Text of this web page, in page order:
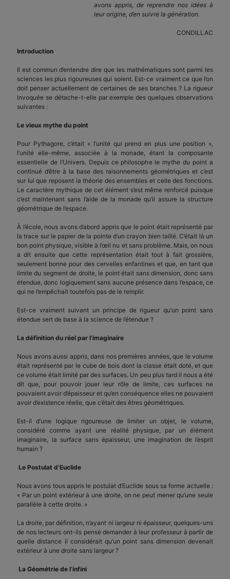
avons appris, de reprendre nos idées à
leur origine, d’en suivre la génération.
CONDILLAC
Introduction
Il est commun d’entendre dire que les mathématiques sont parmi les
sciences les plus rigoureuses qui soient. Est-ce vraiment ce que l’on
doit penser actuellement de certaines de ses branches ? La rigueur
invoquée se détache-t-elle par exemple des quelques observations
suivantes :
Le vieux mythe du point
Pour Pythagore, c’était « l’unité qui prend en plus une position »,
l’unité elle-même, associée à la monade, étant la composante
essentielle de l’Univers. Depuis ce philosophe le mythe du point a
continué d’être à la base des raisonnements géométriques et c’est
sur lui que reposent la théorie des ensembles et celle des fonctions.
Le caractère mythique de cet élément s’est même renforcé puisque
c’est maintenant sans l’aide de la monade qu’il assure la structure
géométrique de l’espace.
À l’école, nous avons d’abord appris que le point était représenté par
la trace sur le papier de la pointe d’un crayon bien taillé. C’était là un
bon point physique, visible à l’œil nu et sans problème. Mais, on nous
a dit ensuite que cette représentation était tout à fait grossière,
seulement bonne pour des cervelles enfantines et que, en tant que
limite du segment de droite, le point était sans dimension, donc sans
étendue, donc logiquement sans aucune présence dans l’espace, ce
qui ne l’empêchait toutefois pas de le remplir.
Est-ce vraiment suivant un principe de rigueur qu’un point sans
étendue sert de base à la science de l’étendue ?
La définition du réel par l’imaginaire
Nous avons aussi appris, dans nos premières années, que le volume
était représenté par le cube de bois dont la classe était doté, et que
ce volume était limité par des surfaces. Un peu plus tard il nous a été
dit que, pour pouvoir jouer leur rôle de limite, ces surfaces ne
pouvaient avoir d’épaisseur et qu’en conséquence elles ne pouvaient
avoir d’existence réelle, que c’était des êtres géométriques.
Est-il d’une logique rigoureuse de limiter un objet, le volume,
considéré comme ayant une réalité physique, par un élément
imaginaire, la surface sans épaisseur, une imagination de l’esprit
humain ?
Le Postulat d’Euclide
Nous avons tous appris le postulat d’Euclide sous sa forme actuelle :
« Par un point extérieur à une droite, on ne peut mener qu’une seule
parallèle à cette droite. »
La droite, par définition, n’ayant ni largeur ni épaisseur, quelques-uns
de nos lecteurs ont-ils pensé demander à leur professeur à partir de
quelle distance il considérait qu’un point sans dimension devenait
extérieur à une droite sans largeur ?
La Géométrie de l’infini